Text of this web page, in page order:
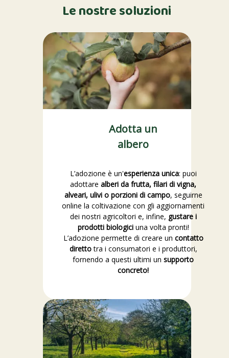
Le nostre soluzioni
Adotta un
albero
L’adozione è un'esperienza unica: puoi
adottare alberi da frutta, filari di vigna,
alveari, ulivi o porzioni di campo, seguirne
online la coltivazione con gli aggiornamenti
dei nostri agricoltori e, infine, gustare i
prodotti biologici una volta pronti!
L’adozione permette di creare un contatto
diretto tra i consumatori e i produttori,
fornendo a questi ultimi un supporto
concreto!